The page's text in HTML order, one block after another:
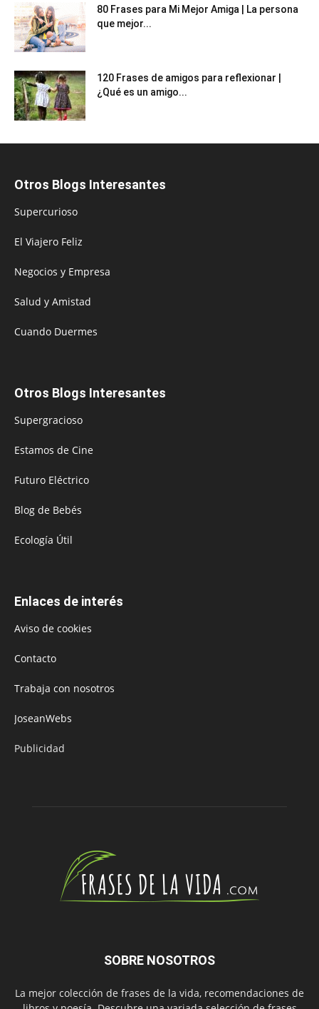
80 Frases para Mi Mejor Amiga | La persona
que mejor...
120 Frases de amigos para reflexionar |
¿Qué es un amigo...
Otros Blogs Interesantes
Supercurioso
El Viajero Feliz
Negocios y Empresa
Salud y Amistad
Cuando Duermes
Otros Blogs Interesantes
Supergracioso
Estamos de Cine
Futuro Eléctrico
Blog de Bebés
Ecología Útil
Enlaces de interés
Aviso de cookies
Contacto
Trabaja con nosotros
JoseanWebs
Publicidad
SOBRE NOSOTROS
La mejor colección de frases de la vida, recomendaciones de